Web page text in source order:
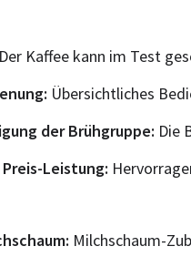
Der Kaffee kann im Test
Übersichtliches
der Brühgruppe Die
Leistung
Milchschaum-